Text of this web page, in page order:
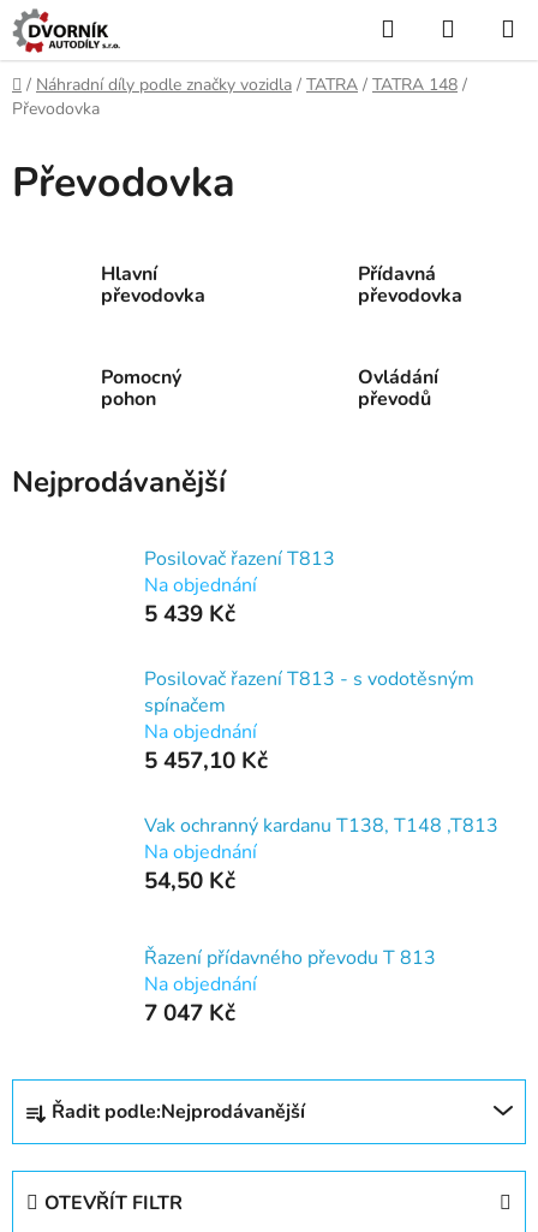
Přejít
na
obsah
Hledat
KOŠÍK
Domů
/ Náhradní díly podle značky vozidla / TATRA / TATRA 148 /
Převodovka
Převodovka
Hlavní
převodovka
Přídavná
převodovka
Pomocný
pohon
Ovládání
převodů
Nejprodávanější
Posilovač řazení T813
Na objednání
5 439 Kč
Posilovač řazení T813 - s vodotěsným
spínačem
Na objednání
5 457,10 Kč
Vak ochranný kardanu T138, T148 ,T813
Na objednání
54,50 Kč
Řazení přídavného převodu T 813
Na objednání
7 047 Kč
Ř
z
Řadit podle:Nejprodávanější
OTEVŘÍT FILTR